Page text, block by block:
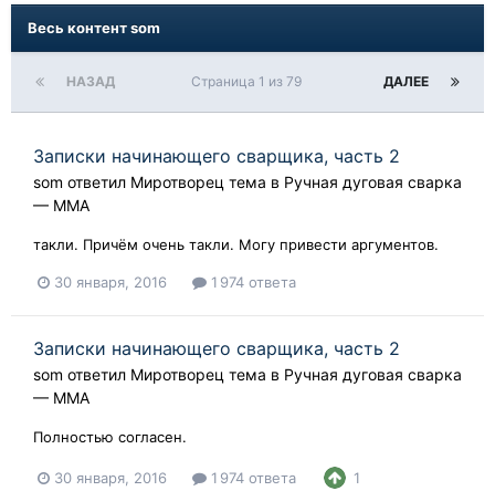
Весь контент som
НАЗАД ДАЛЕЕ
Страница 1 из 79
Записки начинающего сварщика, часть 2
som ответил Миротворец тема в Ручная дуговая сварка
— ММA
такли. Причём очень такли. Могу привести аргументов.
30 января, 2016 1 974 ответа
Записки начинающего сварщика, часть 2
som ответил Миротворец тема в Ручная дуговая сварка
— ММA
Полностью согласен.
30 января, 2016 1 974 ответа 1